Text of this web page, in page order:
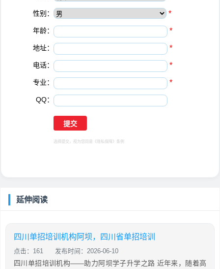
性别： *
年龄： *
地址： *
电话： *
专业： *
QQ：
选择提交，视为您同意 《隐私保障》 条例
延伸阅读
四川单招培训机构阿坝，四川省单招培训
点击：161 发布时间：2026-06-10
四川单招培训机构——助力阿坝学子升学之路 近年来，随着高